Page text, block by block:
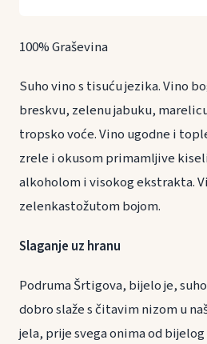
100% Graševina
Suho vino s tisuću jezika. Vino
breskvu, zelenu jabuku,
tropsko voće. Vino ugodne i
zrele i okusom primamljive
alkoholom i visokog ekstrakta.
zelenkastožutom bojom.
Slaganje uz hranu
Podruma Šrtigova, bijelo je,
dobro slaže s čitavim nizom u
jela, prije svega onima od